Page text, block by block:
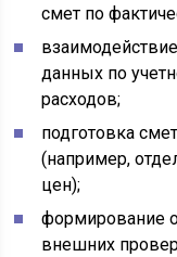
смет по
данных по
расходов;
подготовка
(например,
цен);
формирование
внешних